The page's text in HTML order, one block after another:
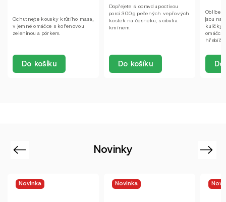
Do košíku
Ochutnejte kousky krůtího masa,
v jemné omáčce s kořenovou
zeleninou a pórkem.
Do košíku
Dopřejete si opravdu poctivou
porci 300g pečených vepřových
kostek na česneku, s cibuli a
kmínem.
Do
jsou
kuličky z
omáčce
hřebíčku.
Novinky
Previous
Novinka Novinka
Next